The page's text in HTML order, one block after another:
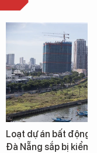
Loạt dự án bất động
Đà Nẵng sắp bị kiểm